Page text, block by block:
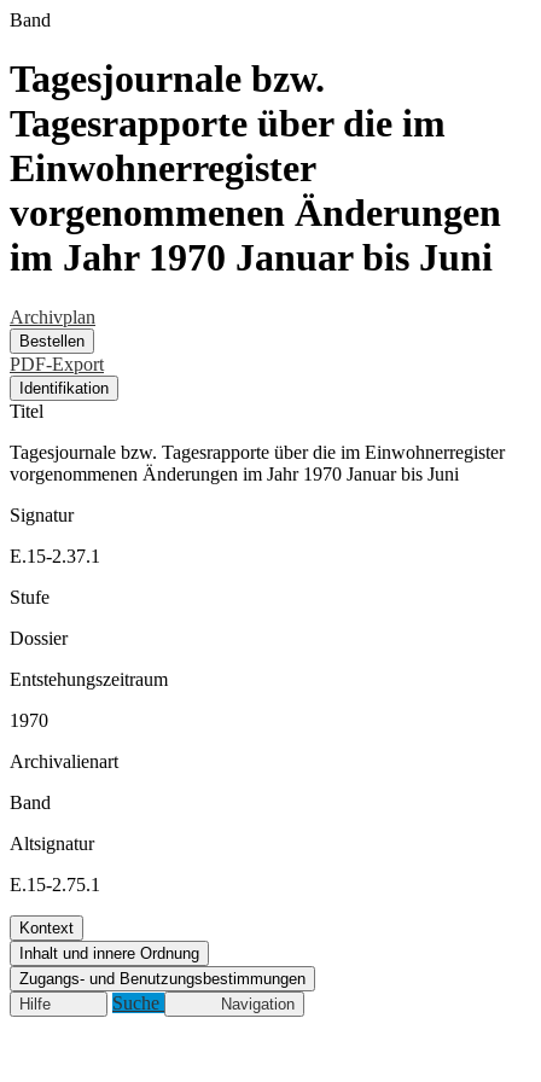
Band
Tagesjournale bzw.
Tagesrapporte über die im
Einwohnerregister
vorgenommenen Änderungen
im Jahr 1970 Januar bis Juni
Archivplan
Bestellen
PDF-Export
Identifikation
Titel
Tagesjournale bzw. Tagesrapporte über die im Einwohnerregister
vorgenommenen Änderungen im Jahr 1970 Januar bis Juni
Signatur
E.15-2.37.1
Stufe
Dossier
Entstehungszeitraum
1970
Archivalienart
Band
Altsignatur
E.15-2.75.1
Kontext
Inhalt und innere Ordnung
Zugangs- und Benutzungsbestimmungen
Hilfe
Suche Navigation